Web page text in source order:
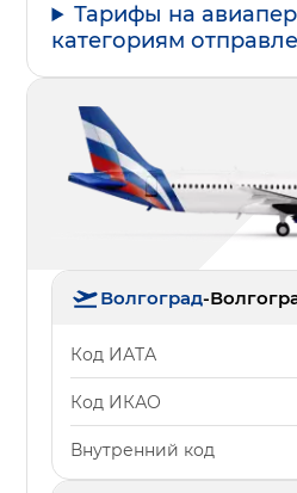
Тарифы на
категориям
Волгоград-
Код ИАТА
Код ИКАО
Внутренний код